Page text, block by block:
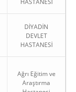
HASTANESİ
DİYADİN
DEVLET
HASTANESİ
Ağrı Eğitim ve
Araştırma